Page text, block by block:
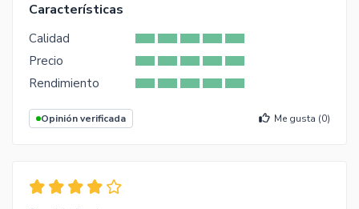
Características
Calidad
Precio
Rendimiento
Opinión verificada Me gusta (0)